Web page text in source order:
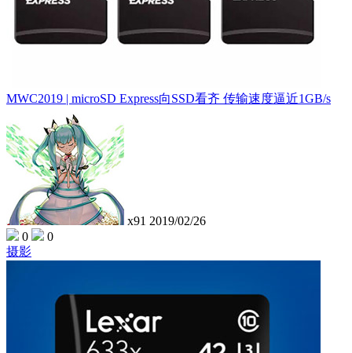
MWC2019 | microSD Express向SSD看齐 传输速度逼近1GB/s
x91 2019/02/26
0
0
摄影